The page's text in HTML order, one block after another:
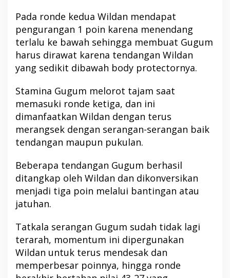
Pada ronde kedua Wildan mendapat
pengurangan 1 poin karena menendang
terlalu ke bawah sehingga membuat Gugum
harus dirawat karena tendangan Wildan
yang sedikit dibawah body protectornya.
Stamina Gugum melorot tajam saat
memasuki ronde ketiga, dan ini
dimanfaatkan Wildan dengan terus
merangsek dengan serangan-serangan baik
tendangan maupun pukulan.
Beberapa tendangan Gugum berhasil
ditangkap oleh Wildan dan dikonversikan
menjadi tiga poin melalui bantingan atau
jatuhan.
Tatkala serangan Gugum sudah tidak lagi
terarah, momentum ini dipergunakan
Wildan untuk terus mendesak dan
memperbesar poinnya, hingga ronde